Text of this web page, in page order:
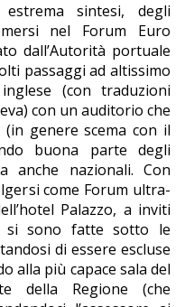
sintesi, degli
nel Forum Euro
dall’Autorità portuale
passaggi ad altissimo
(con traduzioni
con un auditorio che
genere scema con il
buona parte degli
anche nazionali. Con
come Forum ultra-
Palazzo, a inviti
si sono fatte sotto le
di essere escluse
alla più capace sala del
della Regione (che